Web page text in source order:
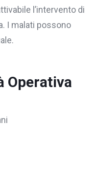
l’intervento di
I malati possono
Operativa